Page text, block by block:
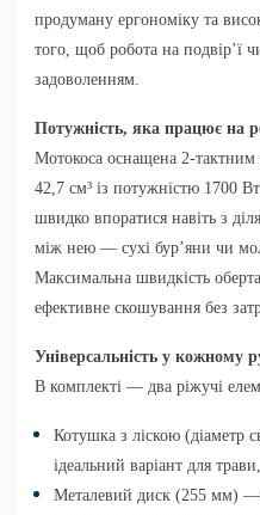
продуману ергономіку та
того, щоб робота на подвір’ї
задоволенням.
Потужність, яка працює на
Мотокоса оснащена 2-
42,7 см³ із потужністю 1700 Вт
швидко впоратися навіть з
між нею — сухі бур’яни чи
Максимальна швидкість
ефективне скошування без
Універсальність у кожному
В комплекті — два ріжучі
Котушка з ліскою (діаметр
ідеальний варіант для
Металевий диск (255 мм) —